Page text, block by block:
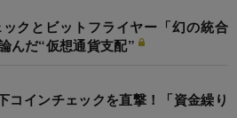
ックとビットフライヤー「幻の統合
んだ“仮想通貨支配”
コインチェックを直撃！「資金繰り